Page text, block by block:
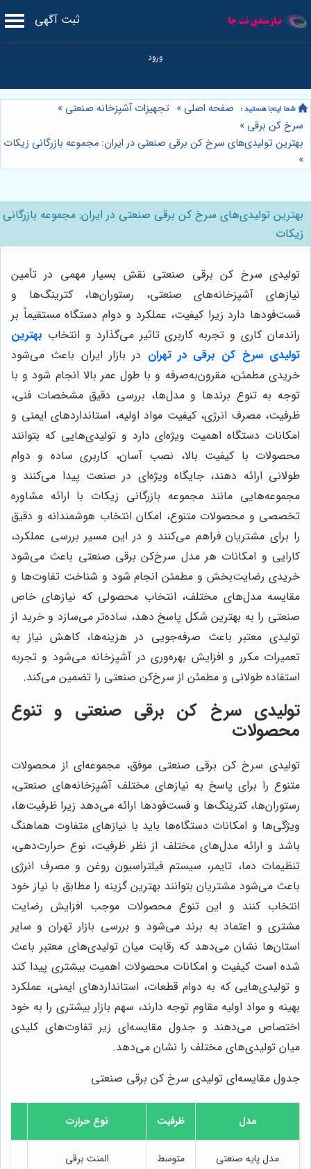
ثبت آگهی
صفحه اصلی » تجهیزات آشپزخانه صنعتی »
سرخ کن برقی »
بهترین تولیدی‌های سرخ کن برقی صنعتی در ایران: مجموعه بازرگانی زیکات
»
بهترین تولیدی‌های سرخ کن برقی صنعتی در ایران: مجموعه بازرگانی
زیکات
تولیدی سرخ کن برقی صنعتی نقش بسیار مهمی در تأمین
نیازهای آشپزخانه‌های صنعتی، رستوران‌ها، کترینگ‌ها و
فست‌فودها دارد زیرا کیفیت، عملکرد و دوام دستگاه مستقیماً بر
راندمان کاری و تجربه کاربری تاثیر می‌گذارد و انتخاب بهترین
تولیدی سرخ کن برقی در تهران در بازار ایران باعث می‌شود
خریدی مطمئن، مقرون‌به‌صرفه و با طول عمر بالا انجام شود و با
توجه به تنوع برندها و مدل‌ها، بررسی دقیق مشخصات فنی،
ظرفیت، مصرف انرژی، کیفیت مواد اولیه، استانداردهای ایمنی و
امکانات دستگاه اهمیت ویژه‌ای دارد و تولیدی‌هایی که بتوانند
محصولات با کیفیت بالا، نصب آسان، کاربری ساده و دوام
طولانی ارائه دهند، جایگاه ویژه‌ای در صنعت پیدا می‌کنند و
مجموعه‌هایی مانند مجموعه بازرگانی زیکات با ارائه مشاوره
تخصصی و محصولات متنوع، امکان انتخاب هوشمندانه و دقیق
را برای مشتریان فراهم می‌کنند و در این مسیر بررسی عملکرد،
کارایی و امکانات هر مدل سرخ‌کن برقی صنعتی باعث می‌شود
خریدی رضایت‌بخش و مطمئن انجام شود و شناخت تفاوت‌ها و
مقایسه مدل‌های مختلف، انتخاب محصولی که نیازهای خاص
صنعتی را به بهترین شکل پاسخ دهد، ساده‌تر می‌سازد و خرید از
تولیدی معتبر باعث صرفه‌جویی در هزینه‌ها، کاهش نیاز به
تعمیرات مکرر و افزایش بهره‌وری در آشپزخانه می‌شود و تجربه
استفاده طولانی و مطمئن از سرخ‌کن صنعتی را تضمین می‌کند.
تولیدی سرخ کن برقی صنعتی و تنوع
محصولات
تولیدی سرخ کن برقی صنعتی موفق، مجموعه‌ای از محصولات
متنوع را برای پاسخ به نیازهای مختلف آشپزخانه‌های صنعتی،
رستوران‌ها، کترینگ‌ها و فست‌فودها ارائه می‌دهد زیرا ظرفیت‌ها،
ویژگی‌ها و امکانات دستگاه‌ها باید با نیازهای متفاوت هماهنگ
باشد و ارائه مدل‌های مختلف از نظر ظرفیت، نوع حرارت‌دهی،
تنظیمات دما، تایمر، سیستم فیلتراسیون روغن و مصرف انرژی
باعث می‌شود مشتریان بتوانند بهترین گزینه را مطابق با نیاز خود
انتخاب کنند و این تنوع محصولات موجب افزایش رضایت
مشتری و اعتماد به برند می‌شود و بررسی بازار تهران و سایر
استان‌ها نشان می‌دهد که رقابت میان تولیدی‌های معتبر باعث
شده است کیفیت و امکانات محصولات اهمیت بیشتری پیدا کند
و تولیدی‌هایی که به دوام قطعات، استانداردهای ایمنی، عملکرد
بهینه و مواد اولیه مقاوم توجه دارند، سهم بازار بیشتری را به خود
اختصاص می‌دهند و جدول مقایسه‌ای زیر تفاوت‌های کلیدی
میان تولیدی‌های مختلف را نشان می‌دهد.
جدول مقایسه‌ای تولیدی سرخ کن برقی صنعتی
مدل ظرفیت نوع حرارت
مدل پایه صنعتی متوسط المنت برقی